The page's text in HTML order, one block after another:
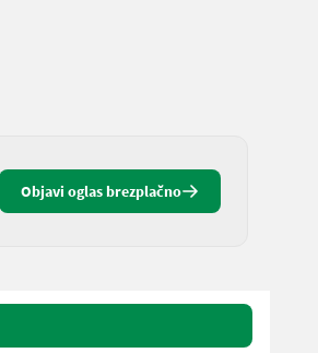
Objavi oglas brezplačno